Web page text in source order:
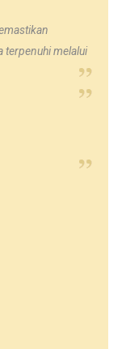
terpenuhi melalui